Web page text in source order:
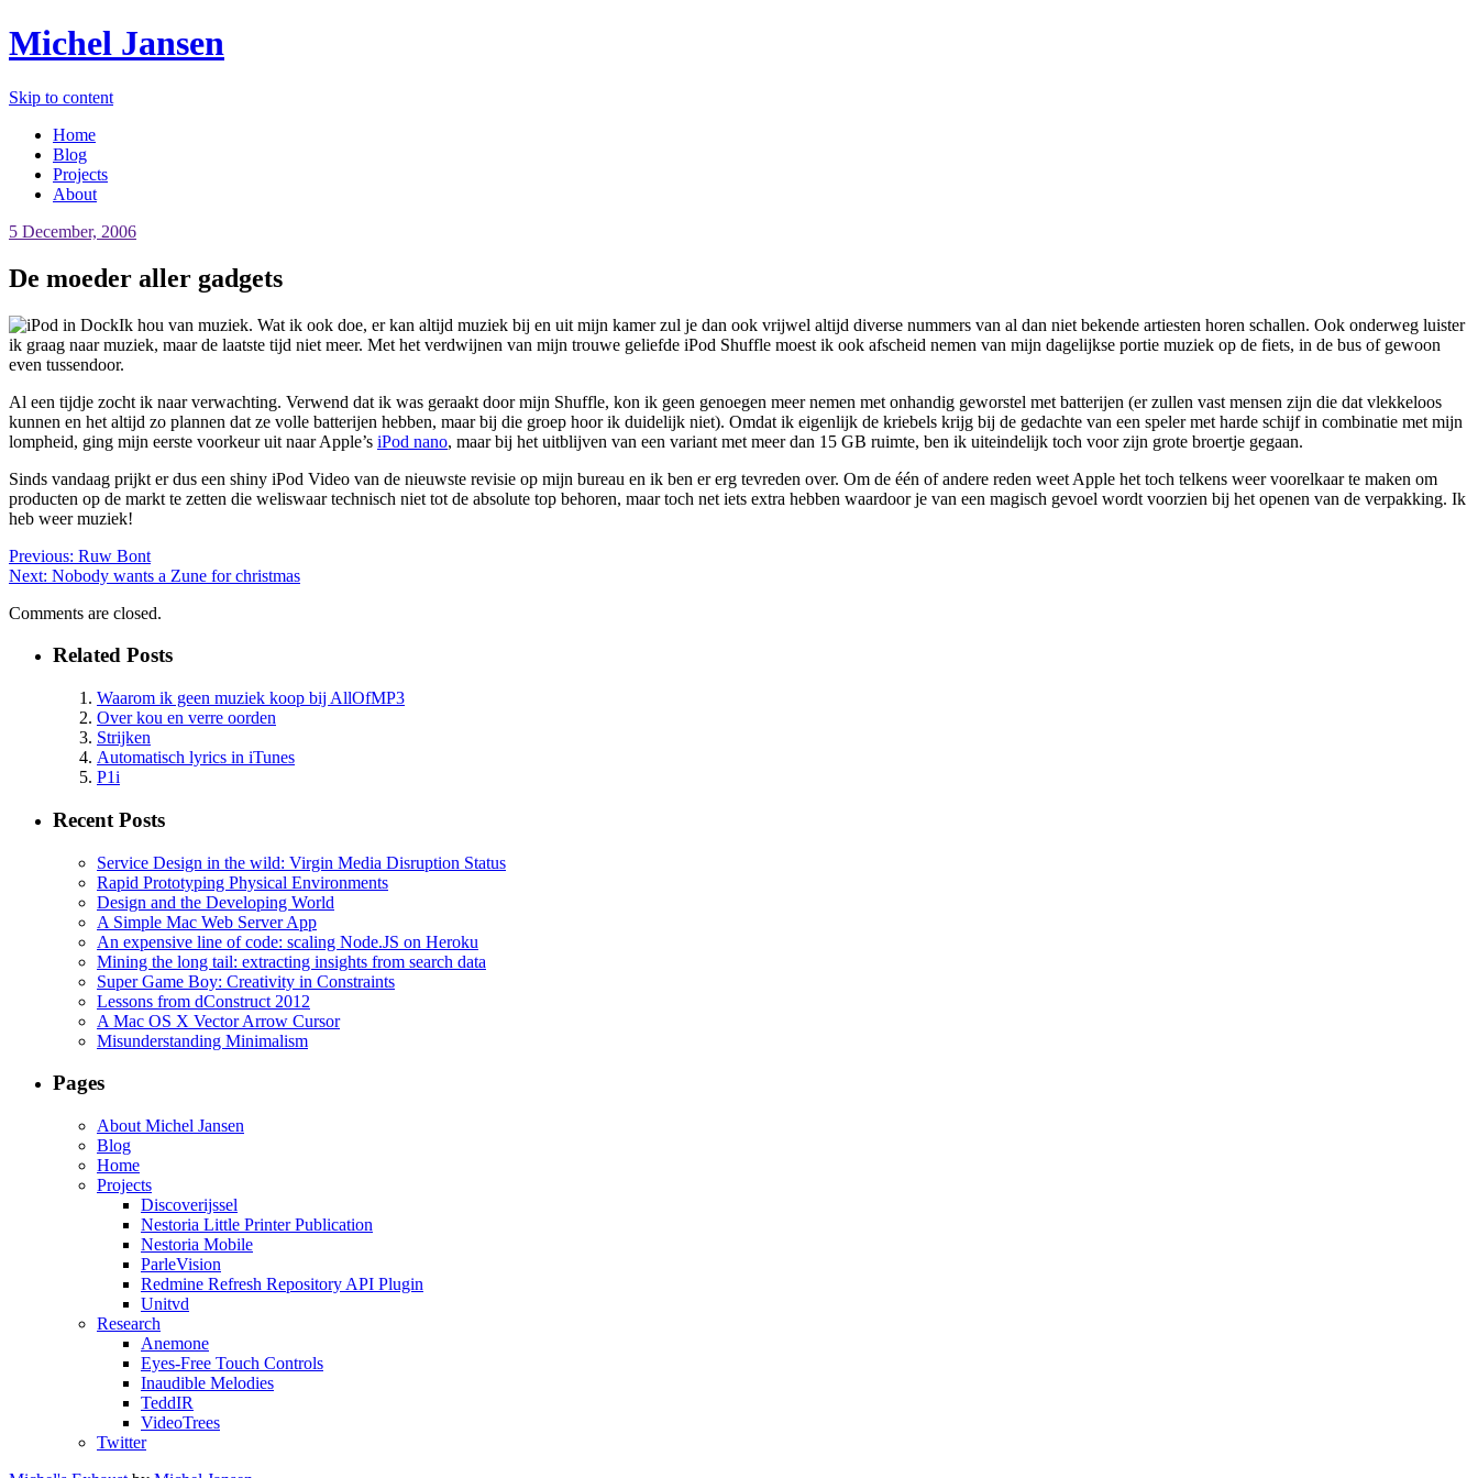
Michel Jansen
Skip to content
Home
Blog
Projects
About
5 December, 2006
De moeder aller gadgets
Ik hou van muziek. Wat ik ook doe, er kan altijd muziek bij en uit mijn kamer zul je dan ook vrijwel altijd diverse nummers van al dan niet bekende artiesten horen schallen. Ook onderweg luister
ik graag naar muziek, maar de laatste tijd niet meer. Met het verdwijnen van mijn trouwe geliefde iPod Shuffle moest ik ook afscheid nemen van mijn dagelijkse portie muziek op de fiets, in de bus of gewoon
even tussendoor.
Al een tijdje zocht ik naar verwachting. Verwend dat ik was geraakt door mijn Shuffle, kon ik geen genoegen meer nemen met onhandig geworstel met batterijen (er zullen vast mensen zijn die dat vlekkeloos
kunnen en het altijd zo plannen dat ze volle batterijen hebben, maar bij die groep hoor ik duidelijk niet). Omdat ik eigenlijk de kriebels krijg bij de gedachte van een speler met harde schijf in combinatie met mijn
lompheid, ging mijn eerste voorkeur uit naar Apple’s iPod nano, maar bij het uitblijven van een variant met meer dan 15 GB ruimte, ben ik uiteindelijk toch voor zijn grote broertje gegaan.
Sinds vandaag prijkt er dus een shiny iPod Video van de nieuwste revisie op mijn bureau en ik ben er erg tevreden over. Om de één of andere reden weet Apple het toch telkens weer voorelkaar te maken om
producten op de markt te zetten die weliswaar technisch niet tot de absolute top behoren, maar toch net iets extra hebben waardoor je van een magisch gevoel wordt voorzien bij het openen van de verpakking. Ik
heb weer muziek!
Previous: Ruw Bont
Next: Nobody wants a Zune for christmas
Comments are closed.
Related Posts
Waarom ik geen muziek koop bij AllOfMP3
Over kou en verre oorden
Strijken
Automatisch lyrics in iTunes
P1i
Recent Posts
Service Design in the wild: Virgin Media Disruption Status
Rapid Prototyping Physical Environments
Design and the Developing World
A Simple Mac Web Server App
An expensive line of code: scaling Node.JS on Heroku
Mining the long tail: extracting insights from search data
Super Game Boy: Creativity in Constraints
Lessons from dConstruct 2012
A Mac OS X Vector Arrow Cursor
Misunderstanding Minimalism
Pages
About Michel Jansen
Blog
Home
Projects
Discoverijssel
Nestoria Little Printer Publication
Nestoria Mobile
ParleVision
Redmine Refresh Repository API Plugin
Unitvd
Research
Anemone
Eyes-Free Touch Controls
Inaudible Melodies
TeddIR
VideoTrees
Twitter